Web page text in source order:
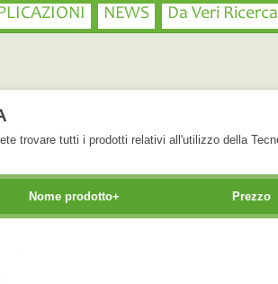
NEWS Da Veri
trovare tutti i prodotti relativi all'utilizzo della
Nome prodotto+ Prezzo